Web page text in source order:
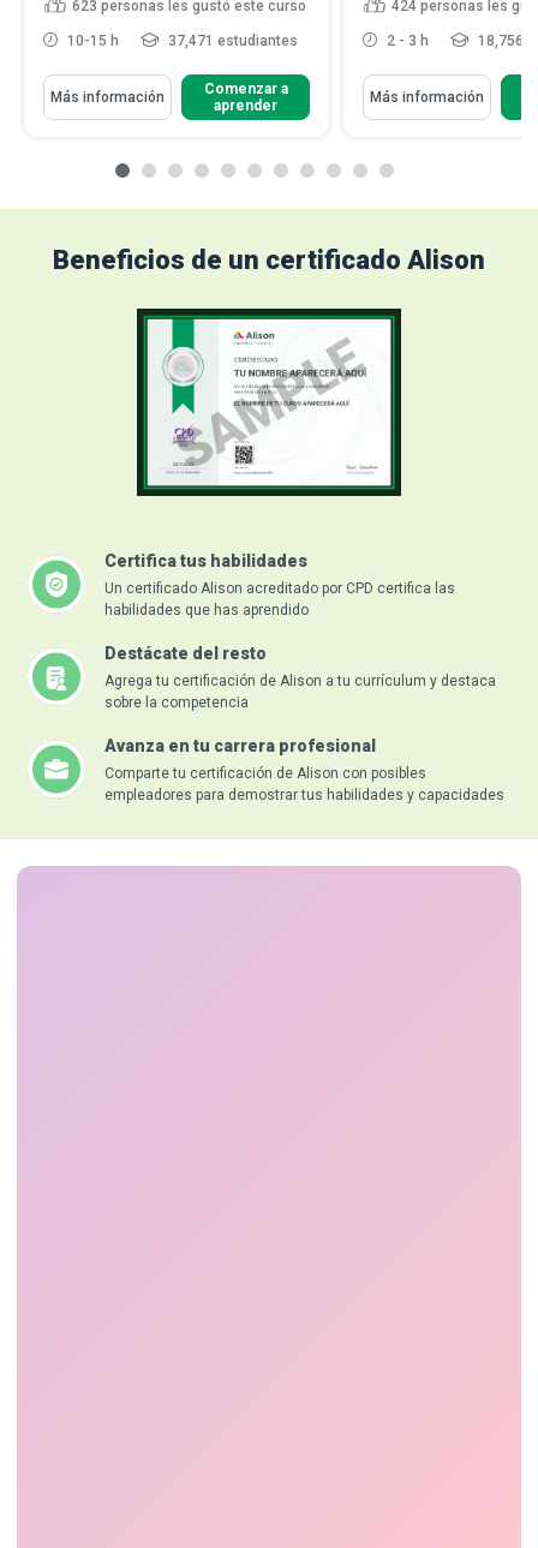
623 personas les gustó este curso
10-15 h 37,471 estudiantes
Más información
Comenzar a
aprender
424 personas les
2 - 3 h 18,756
Más información
Beneficios de un certificado Alison
Certifica tus habilidades
Un certificado Alison acreditado por CPD certifica las
habilidades que has aprendido
Destácate del resto
Agrega tu certificación de Alison a tu currículum y destaca
sobre la competencia
Avanza en tu carrera profesional
Comparte tu certificación de Alison con posibles
empleadores para demostrar tus habilidades y capacidades